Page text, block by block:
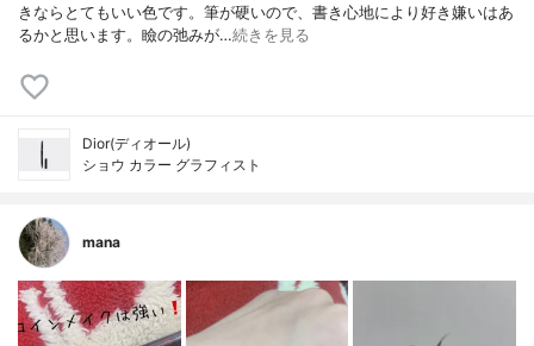
きならとてもいい色です。筆が硬いので、書き心地により好き嫌いはあ
るかと思います。瞼の弛みが…続きを見る
Dior(ディオール)
ショウ カラー グラフィスト
mana